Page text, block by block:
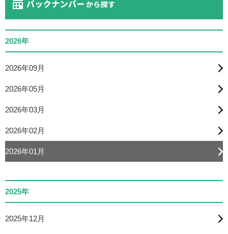
2026年
2026年09月
2026年05月
2026年03月
2026年02月
2026年01月
2025年
2025年12月